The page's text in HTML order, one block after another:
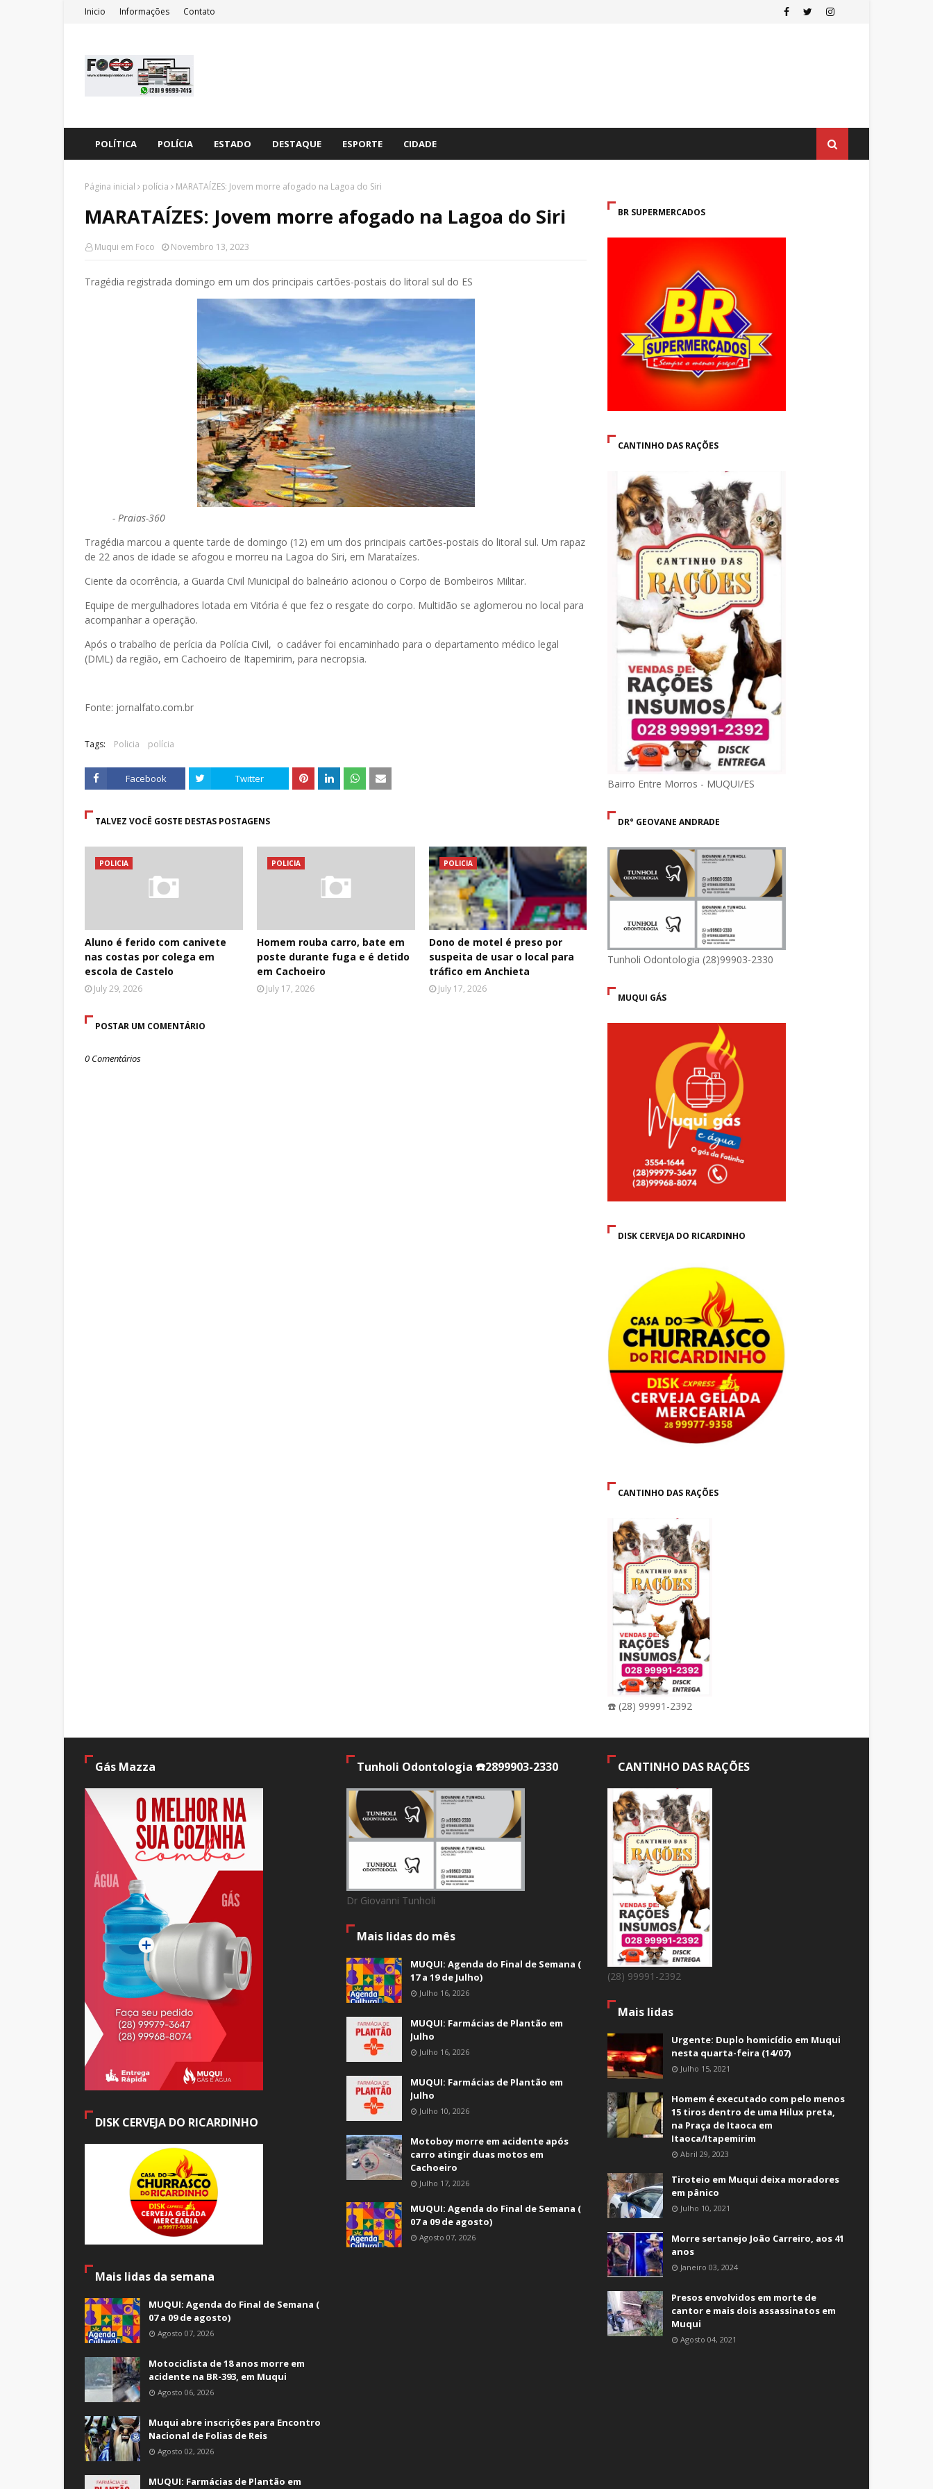
Inicio Informações Contato
POLÍTICA POLÍCIA ESTADO DESTAQUE ESPORTE CIDADE
Página inicial polícia MARATAÍZES: Jovem morre afogado na Lagoa do Siri
MARATAÍZES: Jovem morre afogado na Lagoa do Siri
Muqui em Foco Novembro 13, 2023
Tragédia registrada domingo em um dos principais cartões-postais do litoral sul do ES
- Praias-360
Tragédia marcou a quente tarde de domingo (12) em um dos principais cartões-postais do litoral sul. Um rapaz
de 22 anos de idade se afogou e morreu na Lagoa do Siri, em Marataízes.
Ciente da ocorrência, a Guarda Civil Municipal do balneário acionou o Corpo de Bombeiros Militar.
Equipe de mergulhadores lotada em Vitória é que fez o resgate do corpo. Multidão se aglomerou no local para
acompanhar a operação.
Após o trabalho de perícia da Polícia Civil, o cadáver foi encaminhado para o departamento médico legal
(DML) da região, em Cachoeiro de Itapemirim, para necropsia.
Fonte: jornalfato.com.br
Tags: Policia polícia
Facebook Twitter
TALVEZ VOCÊ GOSTE DESTAS POSTAGENS
POLICIA
Aluno é ferido com canivete
nas costas por colega em
escola de Castelo
July 29, 2026
POLICIA
Homem rouba carro, bate em
poste durante fuga e é detido
em Cachoeiro
July 17, 2026
POLICIA
Dono de motel é preso por
suspeita de usar o local para
tráfico em Anchieta
July 17, 2026
POSTAR UM COMENTÁRIO
0 Comentários
BR SUPERMERCADOS
CANTINHO DAS RAÇÕES
Bairro Entre Morros - MUQUI/ES
DR° GEOVANE ANDRADE
Tunholi Odontologia (28)99903-2330
MUQUI GÁS
DISK CERVEJA DO RICARDINHO
CANTINHO DAS RAÇÕES
☎️ (28) 99991-2392
Gás Mazza
DISK CERVEJA DO RICARDINHO
Mais lidas da semana
MUQUI: Agenda do Final de Semana (
07 a 09 de agosto)
Agosto 07, 2026
Motociclista de 18 anos morre em
acidente na BR-393, em Muqui
Agosto 06, 2026
Muqui abre inscrições para Encontro
Nacional de Folias de Reis
Agosto 02, 2026
MUQUI: Farmácias de Plantão em
Tunholi Odontologia ☎️2899903-2330
Dr Giovanni Tunholi
Mais lidas do mês
MUQUI: Agenda do Final de Semana (
17 a 19 de Julho)
Julho 16, 2026
MUQUI: Farmácias de Plantão em
Julho
Julho 16, 2026
MUQUI: Farmácias de Plantão em
Julho
Julho 10, 2026
Motoboy morre em acidente após
carro atingir duas motos em
Cachoeiro
Julho 17, 2026
MUQUI: Agenda do Final de Semana (
07 a 09 de agosto)
Agosto 07, 2026
CANTINHO DAS RAÇÕES
(28) 99991-2392
Mais lidas
Urgente: Duplo homicídio em Muqui
nesta quarta-feira (14/07)
Julho 15, 2021
Homem é executado com pelo menos
15 tiros dentro de uma Hilux preta,
na Praça de Itaoca em
Itaoca/Itapemirim
Abril 29, 2023
Tiroteio em Muqui deixa moradores
em pânico
Julho 10, 2021
Morre sertanejo João Carreiro, aos 41
anos
Janeiro 03, 2024
Presos envolvidos em morte de
cantor e mais dois assassinatos em
Muqui
Agosto 04, 2021